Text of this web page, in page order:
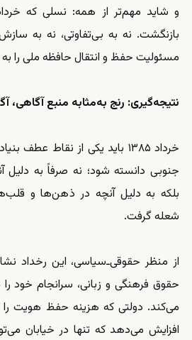
بازنگشت. نه به بی‌تفاوتی، نه به
مسئولیت حفظ و انتقال حافظه ملی را
نتیجه‌گیری: رنج به‌مثابه منبع آگاهی،
خرداد ۱۳۸۵ باید یکی از نقاط
جنوبی دانسته شود؛ نه صرفاً به دلیل
بلکه به دلیل آنچه در ذهن‌ها و
شعله گرفت.
از منظر حقوقی‌ـ‌سیاسی، این رخداد
حقوق فرهنگی و زبانی، سرانجام خود
می‌کند. دولتی که هزینه حفظ هویت را
افزایش می‌دهد که تنها در خیابان